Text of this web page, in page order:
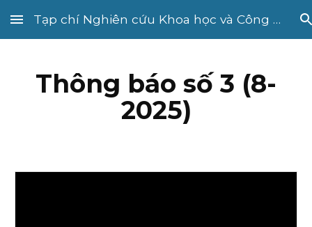
Skip to main content Skip to navigation
Tạp chí Nghiên cứu Khoa học và Công nghệ quân sự
Thông báo số 3 (8-
2025)